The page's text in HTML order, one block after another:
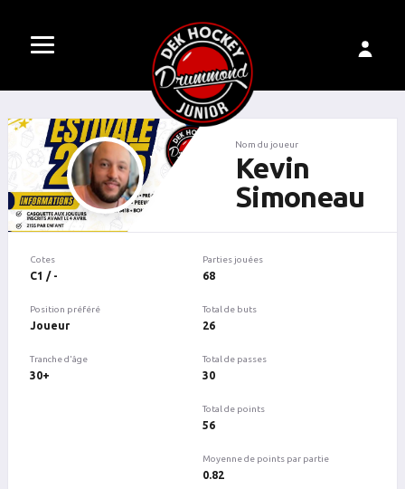
Nom du joueur
Kevin
Simoneau
Cotes
C1 / -
Position préféré
Joueur
Tranche d'âge
30+
Parties jouées
68
Total de buts
26
Total de passes
30
Total de points
56
Moyenne de points par partie
0.82